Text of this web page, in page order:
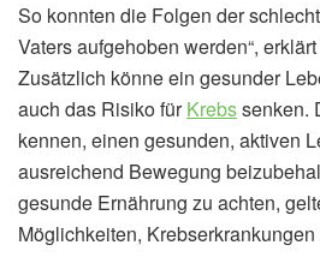
So konnten die Folgen der
Vaters aufgehoben werden“,
Zusätzlich könne ein gesunder
auch das Risiko fürKrebssenken.
kennen, einen gesunden, aktiven
ausreichend Bewegung
gesunde Ernährung zu achten,
Möglichkeiten,